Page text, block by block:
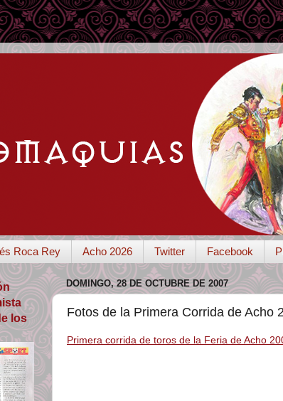
Roca Rey Acho 2026 Twitter Facebook
DOMINGO, 28 DE OCTUBRE DE 2007
Fotos de la Primera Corrida de Acho
Primera corrida de toros de la Feria de Acho
los